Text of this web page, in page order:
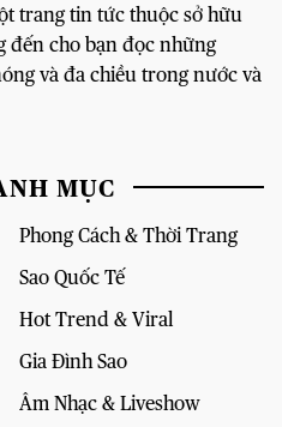
trang tin tức thuộc sở hữu
đến cho bạn đọc những
và đa chiều trong nước và
MỤC
Phong Cách & Thời Trang
Sao Quốc Tế
Hot Trend & Viral
Gia Đình Sao
Âm Nhạc & Liveshow